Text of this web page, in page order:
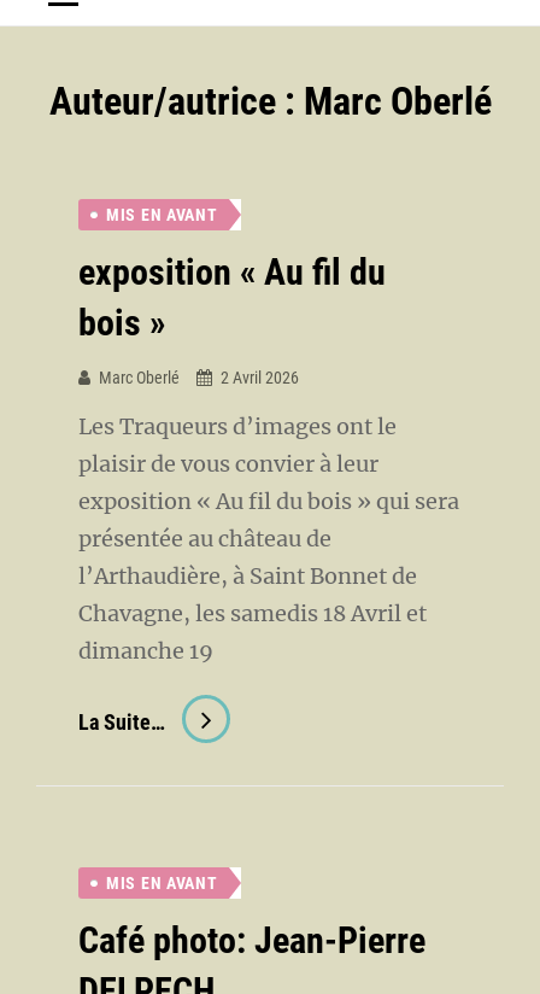
Auteur/autrice : Marc Oberlé
MIS EN AVANT
exposition « Au fil du
bois »
Marc Oberlé 2 Avril 2026
Les Traqueurs d’images ont le
plaisir de vous convier à leur
exposition « Au fil du bois » qui sera
présentée au château de
l’Arthaudière, à Saint Bonnet de
Chavagne, les samedis 18 Avril et
dimanche 19
La Suite… Exposition
« Au
Fil
MIS EN AVANT
Café photo: Jean-Pierre